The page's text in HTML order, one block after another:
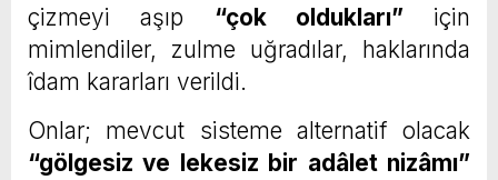
çizmeyi aşıp “çok oldukları” için
mimlendiler, zulme uğradılar, haklarında
îdam kararları verildi.
Onlar; mevcut sisteme alternatif olacak
“gölgesiz ve lekesiz bir adâlet nizâmı”